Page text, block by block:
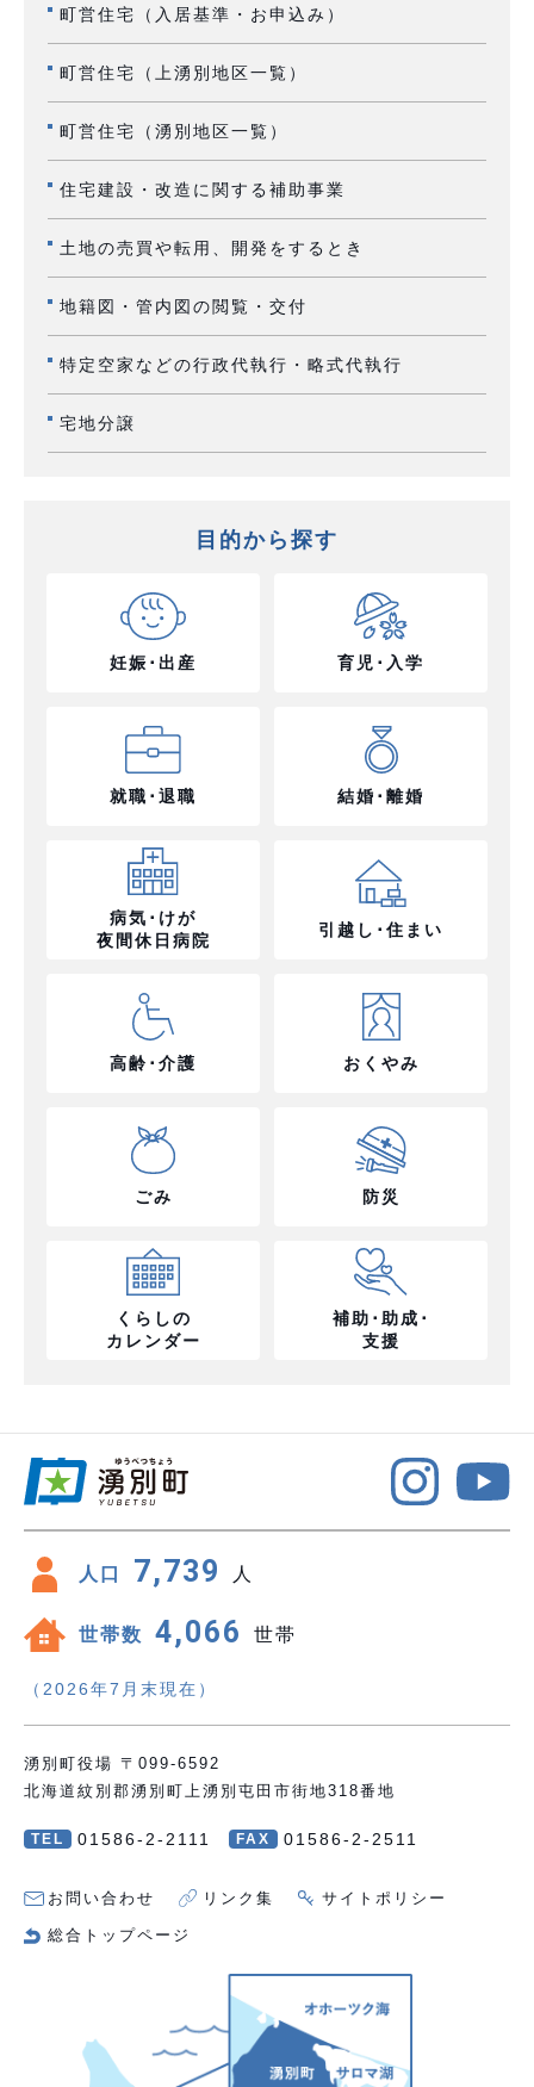
町営住宅（入居基準・お申込み）
町営住宅（上湧別地区一覧）
町営住宅（湧別地区一覧）
住宅建設・改造に関する補助事業
土地の売買や転用、開発をするとき
地籍図・管内図の閲覧・交付
特定空家などの行政代執行・略式代執行
宅地分譲
目的から探す
妊娠･出産 育児･入学
就職･退職 結婚･離婚
病気･けが
夜間休日病院
引越し･住まい
高齢･介護 おくやみ
ごみ 防災
くらしの
カレンダー
補助･助成･
支援
人口 7,739 人
世帯数 4,066 世帯
（2026年7月末現在）
湧別町役場 〒099-6592
北海道紋別郡湧別町上湧別屯田市街地318番地
TEL 01586-2-2111 FAX 01586-2-2511
お問い合わせ リンク集 サイトポリシー
総合トップページ